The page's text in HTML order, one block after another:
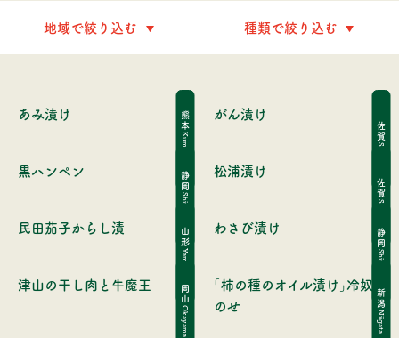
熊本
Kumamoto
あみ漬け
佐賀
Saga
がん漬け
静岡
Shizuoka
黒ハンペン
佐賀
Saga
松浦漬け
山形
Yamagata
民田茄子からし漬 静岡
Shizuoka
わさび漬け
岡山
Okayama
津山の干し肉と牛魔王
新潟
Niigata
「柿の種のオイル漬け」冷奴
のせ